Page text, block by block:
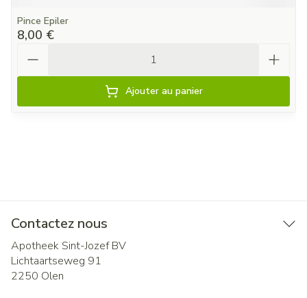
Pince Epiler
8,00 €
Ajouter au panier
Contactez nous
Apotheek Sint-Jozef BV
Lichtaartseweg 91
2250 Olen